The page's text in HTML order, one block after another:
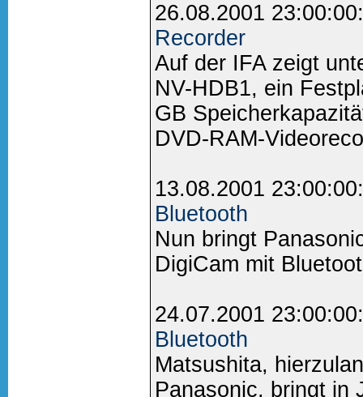
26.08.2001
Recorder
Auf der IFA zeigt
NV-HDB1, ein
GB
DVD-RAM-
13.08.2001
Bluetooth
Nun bringt
DigiCam mit
24.07.2001
Bluetooth
Matsushita,
Panasonic, bringt in